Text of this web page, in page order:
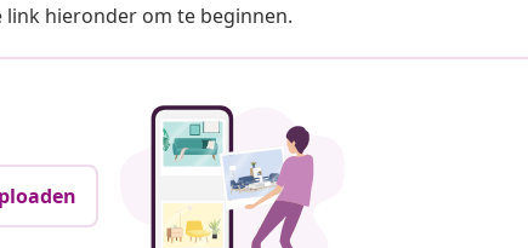
link hieronder om te beginnen.